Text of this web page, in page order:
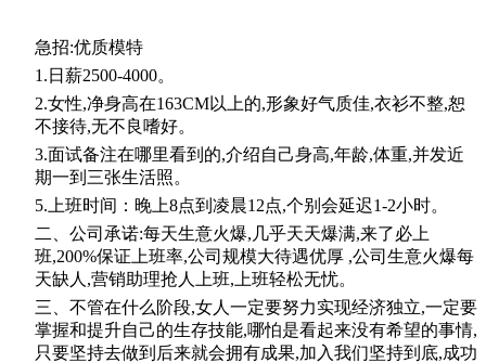
急招:优质模特
1.日薪2500-4000。
2.女性,净身高在163CM以上的,形象好气质佳,衣衫不整,恕
不接待,无不良嗜好。
3.面试备注在哪里看到的,介绍自己身高,年龄,体重,并发近
期一到三张生活照。
5.上班时间：晚上8点到凌晨12点,个别会延迟1-2小时。
二、公司承诺:每天生意火爆,几乎天天爆满,来了必上
班,200%保证上班率,公司规模大待遇优厚 ,公司生意火爆每
天缺人,营销助理抢人上班,上班轻松无忧。
三、不管在什么阶段,女人一定要努力实现经济独立,一定要
掌握和提升自己的生存技能,哪怕是看起来没有希望的事情,
只要坚持去做到后来就会拥有成果,加入我们坚持到底,成功